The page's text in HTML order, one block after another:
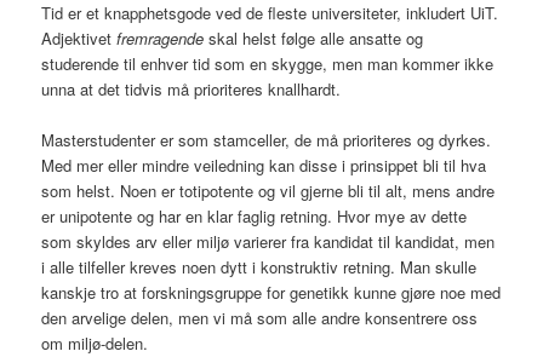
Tid er et knapphetsgode ved de fleste universiteter, inkludert UiT.
Adjektivetfremragende skal helst følge alle ansatte og
studerende til enhver tid som en skygge, men man kommer ikke
unna at det tidvis må prioriteres knallhardt.
Masterstudenter er som stamceller, de må prioriteres og dyrkes.
Med mer eller mindre veiledning kan disse i prinsippet bli til hva
som helst. Noen er totipotente og vil gjerne bli til alt, mens andre
er unipotente og har en klar faglig retning. Hvor mye av dette
som skyldes arv eller miljø varierer fra kandidat til kandidat, men
i alle tilfeller kreves noen dytt i konstruktiv retning. Man skulle
kanskje tro at forskningsgruppe for genetikk kunne gjøre noe med
den arvelige delen, men vi må som alle andre konsentrere oss
om miljø-delen.